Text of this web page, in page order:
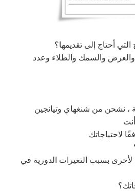
أحتاج إلى تقديمها؟
والعرض والسمك والطلاء وعدد
نشحن من شنغهاي وتيانجين
لاحتياجاتك.
بسبب التغيرات الدورية في